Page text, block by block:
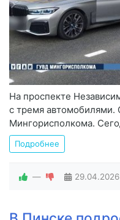
На проспекте
с тремя
Мингорисполкома.
Подробнее
— 29.04.2026